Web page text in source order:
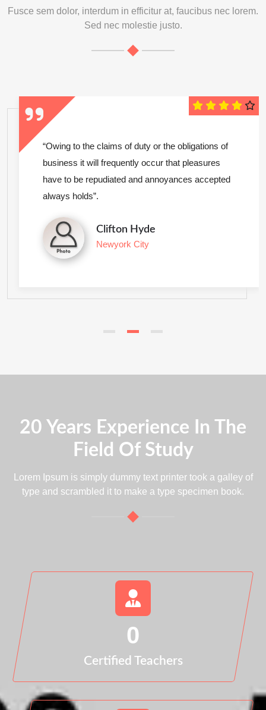
Fusce sem dolor, interdum in efficitur at, faucibus nec lorem.
Sed nec molestie justo.
“Owing to the claims of duty or the obligations of
business it will frequently occur that pleasures
have to be repudiated and annoyances accepted
always holds”.
Clifton Hyde
Newyork City
20 Years Experience In The
Field Of Study
Lorem Ipsum is simply dummy text printer took a galley of
type and scrambled it to make a type specimen book.
0
Certified Teachers